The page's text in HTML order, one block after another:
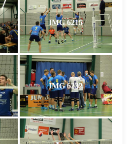
IMG 6215
IMG 6232